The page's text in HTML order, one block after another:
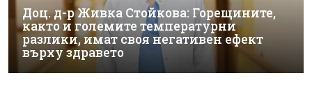
Доц. д-р Живка Стойкова: Горещините,
както и големите температурни
разлики, имат своя негативен ефект
върху здравето